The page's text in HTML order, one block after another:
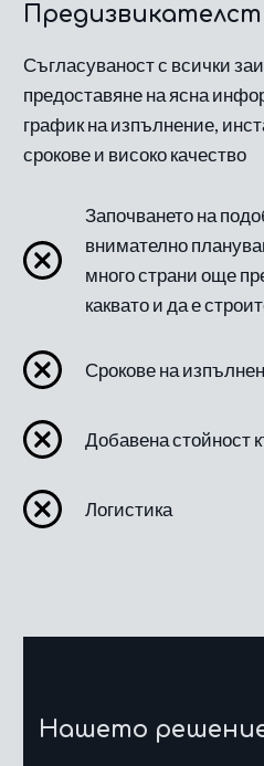
Съгласуваност с всички
предоставяне на ясна
график на изпълнение,
срокове и високо качество
Започването на
внимателно
много страни още
каквато и да е
Срокове на
Добавена стойност
Логистика
Нашето